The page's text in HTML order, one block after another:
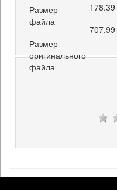
Размер
файла
Размер
оригинального
файла